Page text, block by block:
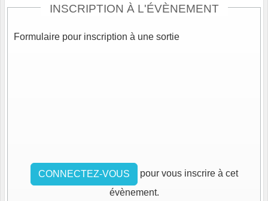
INSCRIPTION À L'ÉVÈNEMENT
Formulaire pour inscription à une sortie
CONNECTEZ-VOUS
pour vous inscrire à cet
évènement.